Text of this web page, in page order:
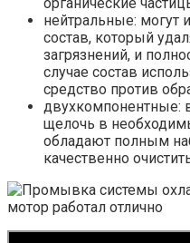
нейтральные: могут
состав, который
загрязнений, и
случае состав
средство против
двухкомпонентные:
щелочь в
обладают полным
качественно